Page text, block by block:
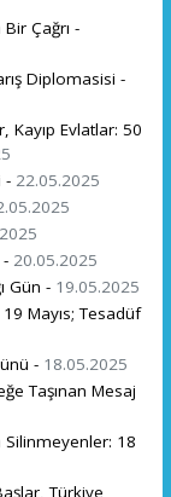
Çağrı -
Diplomasisi -
Kayıp Evlatlar: 50
- 22.05.2025
20.05.2025
Gün - 19.05.2025
19 Mayıs; Tesadüf
- 18.05.2025
Taşınan Mesaj
18
Türkiye